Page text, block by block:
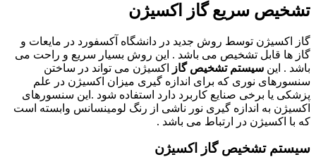
تشخیص سریع گاز اکسیژن
گاز اکسیژن توسط روش جدید در دانشگاه آکسفورد در مایعات و
گاز ها قابل تشخیص می باشد . این روش بسیار سریع و راحت می
باشد . این سیستم تشخیص گاز
اکسیژن می تواند در ساختن
سنسورهای نوری که برای اندازه گیری میزان اکسیژن در علم
پزشکی یا برخی صنایع کاربرد دارد استفاده شود .این سنسورهای
اکسیژن به اندازه گیری نور ناشی از رنگ لومینسانس وابسته است
که با اکسیژن در ارتباط می باشد .
سیستم تشخیص گاز اکسیژن